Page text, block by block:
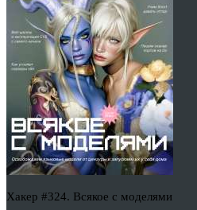
Хакер #324. Всякое с моделями